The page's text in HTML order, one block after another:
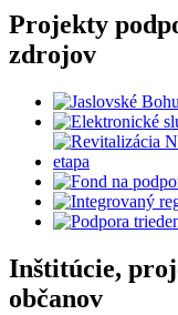
Projekty
zdrojov
Inštitúcie,
občanov